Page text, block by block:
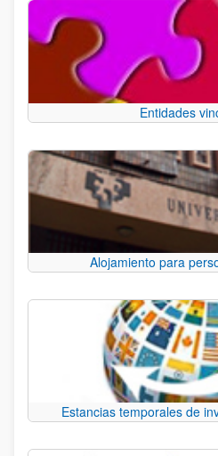
Entidades
Alojamiento para
Estancias temporales de